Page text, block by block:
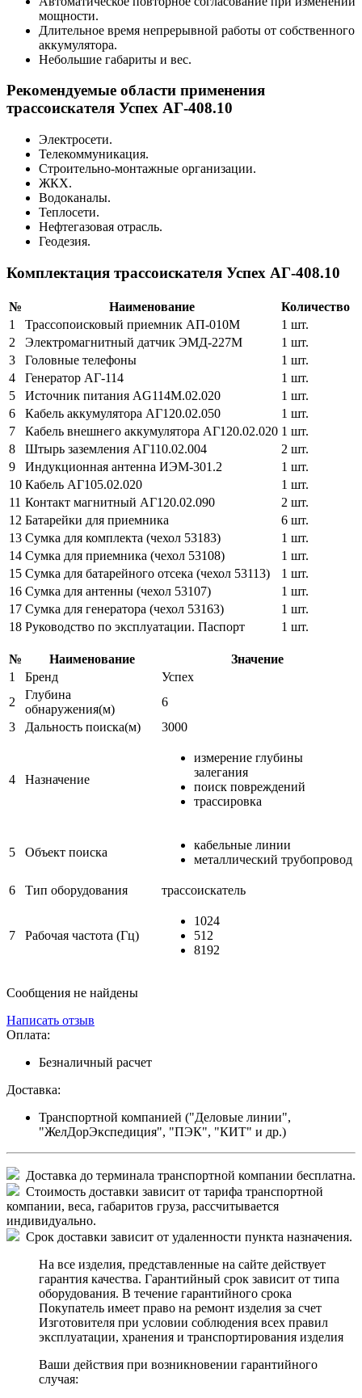
мощности.
Длительное время непрерывной работы от собственного
аккумулятора.
Небольшие габариты и вес.
Рекомендуемые области применения
трассоискателя Успех АГ-408.10
Электросети.
Телекоммуникация.
Строительно-монтажные организации.
ЖКХ.
Водоканалы.
Теплосети.
Нефтегазовая отрасль.
Геодезия.
Комплектация трассоискателя Успех АГ-408.10
№ Наименование
Количество
1
Трассопоисковый приемник АП-010М
1 шт.
2
Электромагнитный датчик ЭМД-227М
1 шт.
3
Головные телефоны
1 шт.
4
Генератор АГ-114
1 шт.
5
Источник питания AG114M.02.020
1 шт.
6
Кабель аккумулятора АГ120.02.050
1 шт.
7
Кабель внешнего аккумулятора АГ120.02.020 1 шт.
8
Штырь заземления АГ110.02.004
2 шт.
9
Индукционная антенна ИЭМ-301.2
1 шт.
10 Кабель АГ105.02.020
1 шт.
11 Контакт магнитный АГ120.02.090
2 шт.
12 Батарейки для приемника
6 шт.
13 Сумка для комплекта (чехол 53183)
1 шт.
14 Сумка для приемника (чехол 53108)
1 шт.
15 Сумка для батарейного отсека (чехол 53113)
1 шт.
16 Сумка для антенны (чехол 53107)
1 шт.
17 Сумка для генератора (чехол 53163)
1 шт.
18 Руководство по эксплуатации. Паспорт 1 шт.
№ Наименование
Значение
1
Бренд
Успех
2
Глубина
обнаружения(м)
6
3
Дальность поиска(м) 3000
4 Назначение
измерение глубины
залегания
поиск повреждений
трассировка
5 Объект поиска
кабельные линии
металлический трубопровод
6 Тип оборудования трассоискатель
7 Рабочая частота (Гц)
1024
512
8192
Сообщения не найдены
Написать отзыв
Оплата:
Безналичный расчет
Доставка:
Транспортной компанией ("Деловые линии",
"ЖелДорЭкспедиция", "ПЭК", "КИТ" и др.)
Доставка до терминала транспортной компании бесплатна.
Стоимость доставки зависит от тарифа транспортной
компании, веса, габаритов груза, рассчитывается
индивидуально.
Срок доставки зависит от удаленности пункта назначения.
На все изделия, представленные на сайте действует
гарантия качества. Гарантийный срок зависит от типа
оборудования. В течение гарантийного срока
Покупатель имеет право на ремонт изделия за счет
Изготовителя при условии соблюдения всех правил
эксплуатации, хранения и транспортирования изделия
Ваши действия при возникновении гарантийного
случая: